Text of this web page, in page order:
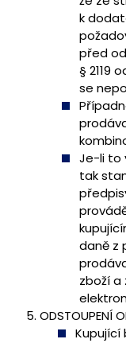
k
před
§ 2119
se
Je-li to
tak
daně z
zboží a
ODSTOUPENÍ
Kupující